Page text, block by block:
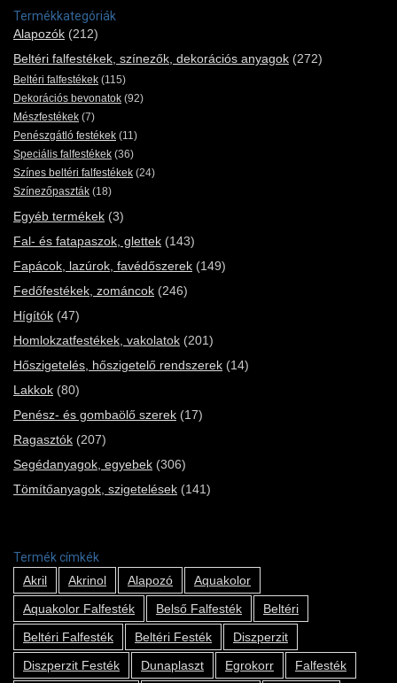
Termékkategóriák
Alapozók (212)
Beltéri falfestékek, színezők, dekorációs anyagok (272)
Beltéri falfestékek (115)
Dekorációs bevonatok (92)
Mészfestékek (7)
Penészgátló festékek (11)
Speciális falfestékek (36)
Színes beltéri falfestékek (24)
Színezőpaszták (18)
Egyéb termékek (3)
Fal- és fatapaszok, glettek (143)
Fapácok, lazúrok, favédőszerek (149)
Fedőfestékek, zománcok (246)
Hígítók (47)
Homlokzatfestékek, vakolatok (201)
Hőszigetelés, hőszigetelő rendszerek (14)
Lakkok (80)
Penész- és gombaölő szerek (17)
Ragasztók (207)
Segédanyagok, egyebek (306)
Tömítőanyagok, szigetelések (141)
Termék címkék
Akril
Akrinol Alapozó
Aquakolor
Aquakolor Falfesték
Belső Falfesték
Beltéri
Beltéri Falfesték
Beltéri Festék
Diszperzit
Diszperzit Festék
Dunaplaszt Egrokorr
Falfesték